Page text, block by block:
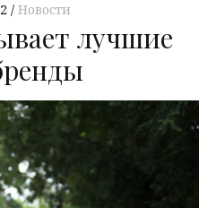
Новости
лучшие